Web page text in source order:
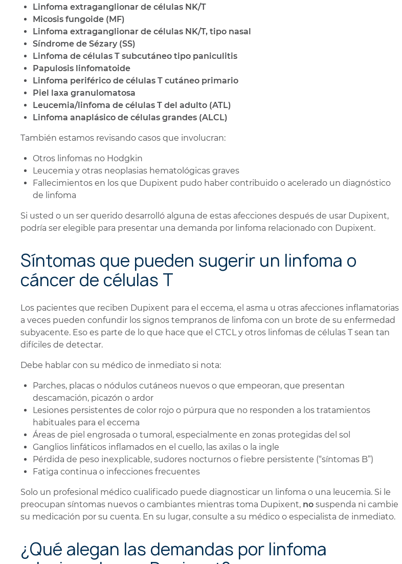
Linfoma extraganglionar de células NK/T
Micosis fungoide (MF)
Linfoma extraganglionar de células NK/T, tipo nasal
Síndrome de Sézary (SS)
Linfoma de células T subcutáneo tipo paniculitis
Papulosis linfomatoide
Linfoma periférico de células T cutáneo primario
Piel laxa granulomatosa
Leucemia/linfoma de células T del adulto (ATL)
Linfoma anaplásico de células grandes (ALCL)
También estamos revisando casos que involucran:
Otros linfomas no Hodgkin
Leucemia y otras neoplasias hematológicas graves
Fallecimientos en los que Dupixent pudo haber contribuido o acelerado un diagnóstico
de linfoma
Si usted o un ser querido desarrolló alguna de estas afecciones después de usar Dupixent,
podría ser elegible para presentar una demanda por linfoma relacionado con Dupixent.
Síntomas que pueden sugerir un linfoma o
cáncer de células T
Los pacientes que reciben Dupixent para el eccema, el asma u otras afecciones inflamatorias
a veces pueden confundir los signos tempranos de linfoma con un brote de su enfermedad
subyacente. Eso es parte de lo que hace que el CTCL y otros linfomas de células T sean tan
difíciles de detectar.
Debe hablar con su médico de inmediato si nota:
Parches, placas o nódulos cutáneos nuevos o que empeoran, que presentan
descamación, picazón o ardor
Lesiones persistentes de color rojo o púrpura que no responden a los tratamientos
habituales para el eccema
Áreas de piel engrosada o tumoral, especialmente en zonas protegidas del sol
Ganglios linfáticos inflamados en el cuello, las axilas o la ingle
Pérdida de peso inexplicable, sudores nocturnos o fiebre persistente (“síntomas B”)
Fatiga continua o infecciones frecuentes
Solo un profesional médico cualificado puede diagnosticar un linfoma o una leucemia. Si le
preocupan síntomas nuevos o cambiantes mientras toma Dupixent, no suspenda ni cambie
su medicación por su cuenta. En su lugar, consulte a su médico o especialista de inmediato.
¿Qué alegan las demandas por linfoma